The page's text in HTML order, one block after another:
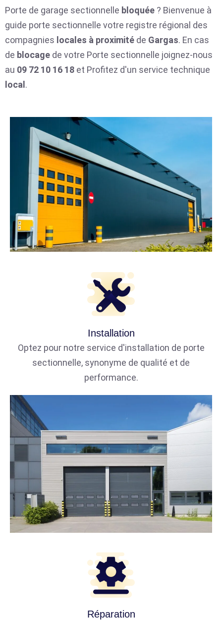
Porte de garage sectionnelle bloquée ? Bienvenue à
guide porte sectionnelle votre registre régional des
compagnies locales à proximité de Gargas. En cas
de blocage de votre Porte sectionnelle joignez-nous
au 09 72 10 16 18 et Profitez d'un service technique
local .
Installation
Optez pour notre service d'installation de porte
sectionnelle, synonyme de qualité et de
performance.
Réparation